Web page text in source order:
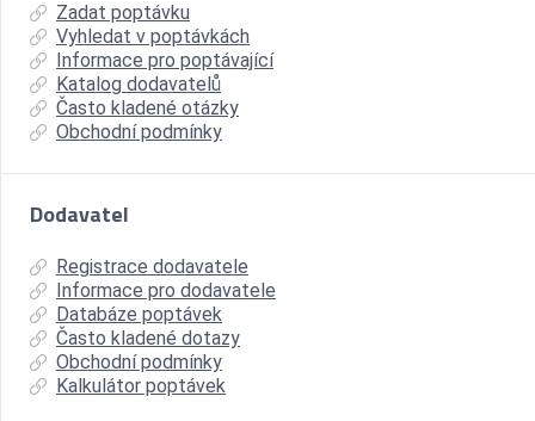
Zadat poptávku
Vyhledat v poptávkách
Informace pro poptávající
Katalog dodavatelů
Často kladené otázky
Obchodní podmínky
Dodavatel
Registrace dodavatele
Informace pro dodavatele
Databáze poptávek
Často kladené dotazy
Obchodní podmínky
Kalkulátor poptávek